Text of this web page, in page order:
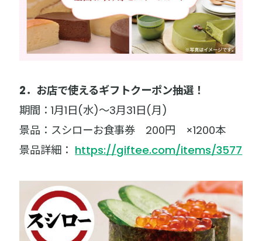
2．お店で使えるギフトクーポン抽選！
期間：1月1日(水)～3月31日(月)
景品：スシローお食事券 200円 ×1200本
景品詳細： https://giftee.com/items/3577